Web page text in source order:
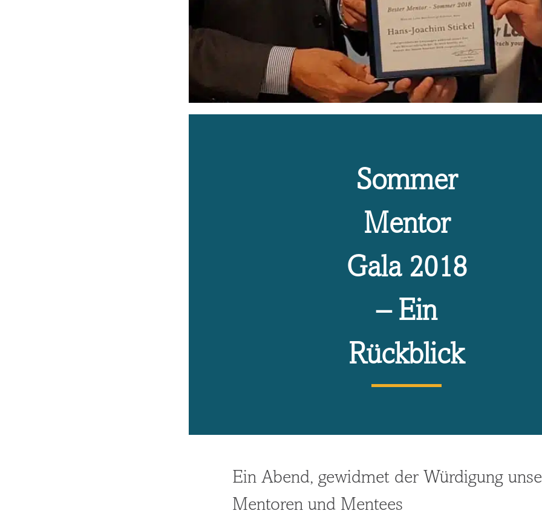
Sommer
Mentor
Gala 2018
– Ein
Rückblick
Ein Abend, gewidmet der Würdigung
Mentoren und Mentees